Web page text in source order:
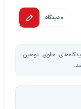
0 دیدگاه
حاوی توهین،